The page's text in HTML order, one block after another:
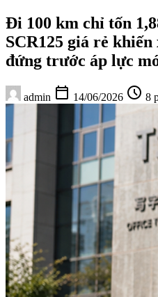
Đi 100 km chỉ tốn
SCR125 giá rẻ
đứng trước áp lực
admin calendar_today 14/06/2026 schedule 8